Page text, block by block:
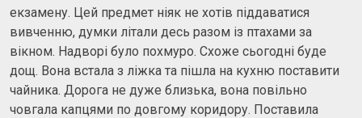
екзамену. Цей предмет ніяк не хотів піддаватися
вивченню, думки літали десь разом із птахами за
вікном. Надворі було похмуро. Схоже сьогодні буде
дощ. Вона встала з ліжка та пішла на кухню поставити
чайника. Дорога не дуже близька, вона повільно
човгала капцями по довгому коридору. Поставила